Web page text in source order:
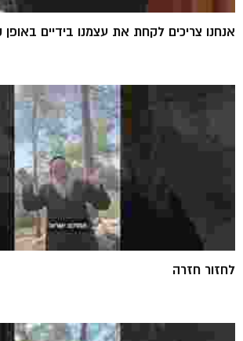
אנחנו צריכים לקחת את עצמנו בידיים
לחזור חזרה